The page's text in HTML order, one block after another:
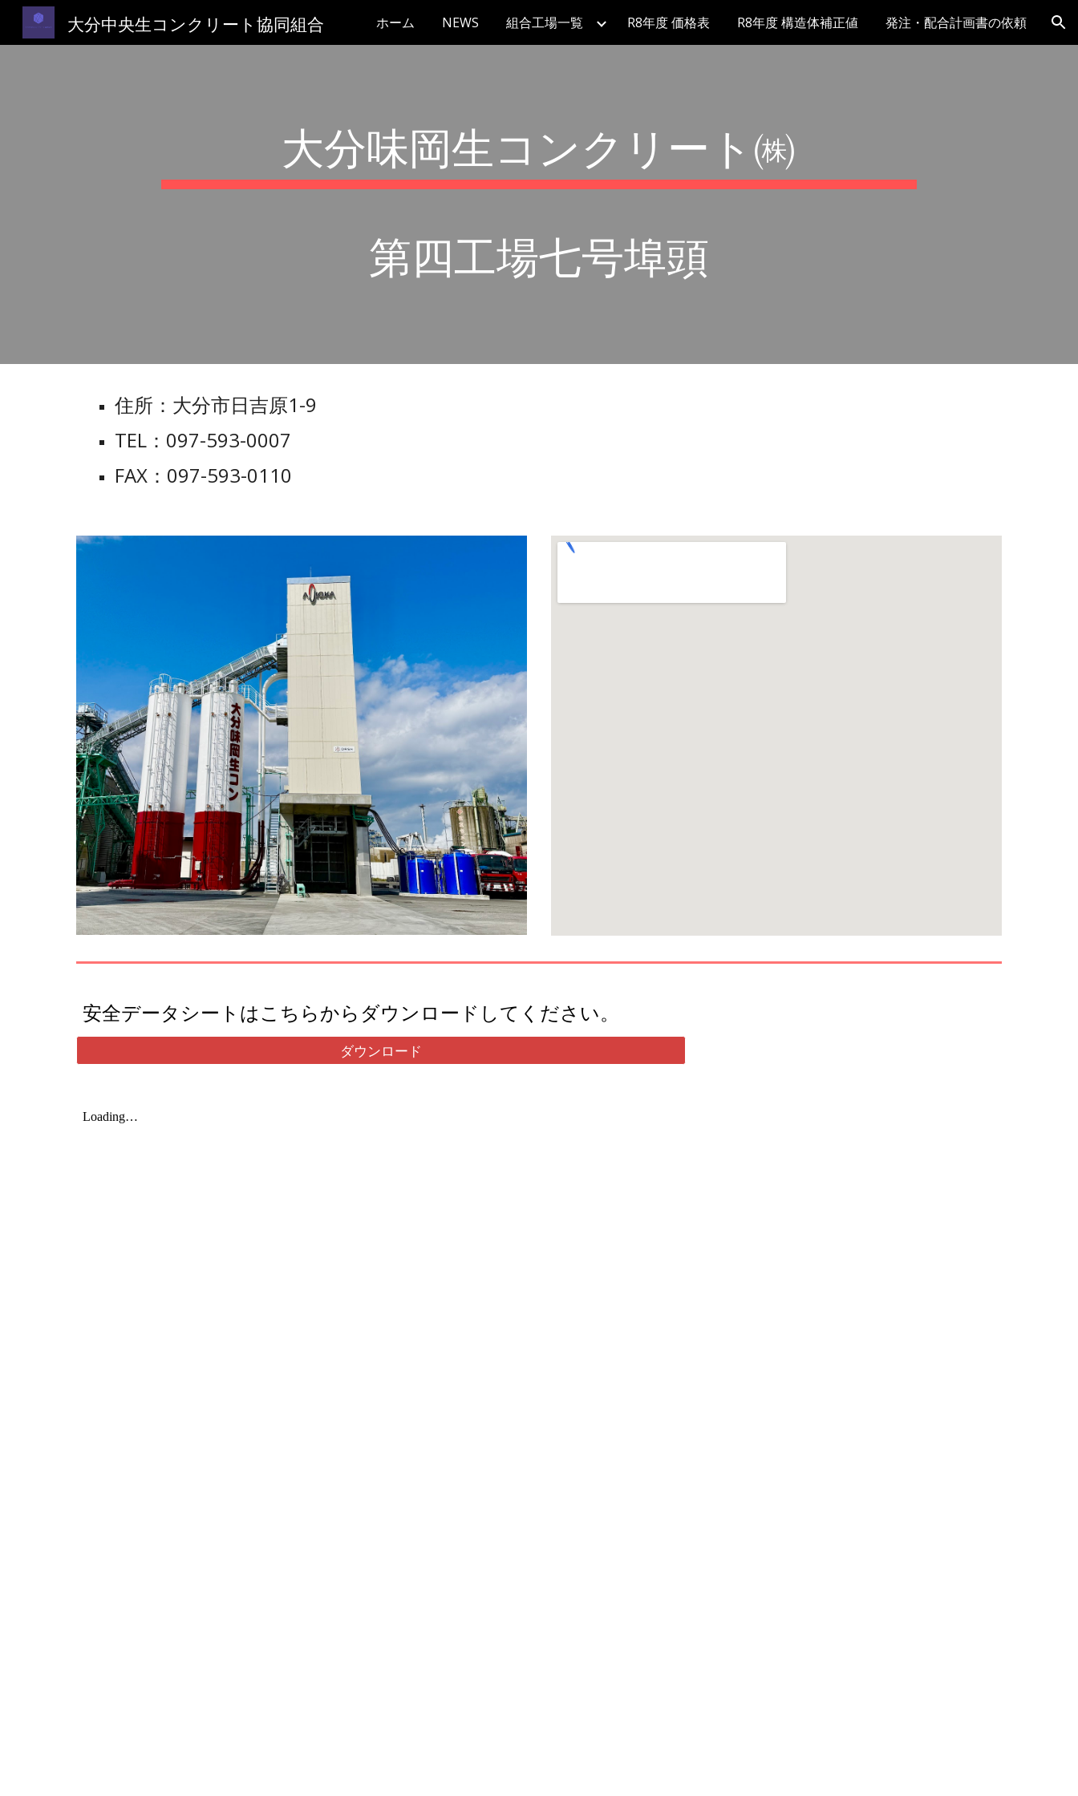
Skip to main content Skip to navigation
大分中央生コンクリート協同組合 ホーム NEWS 組合工場一覧 R8年度 価格表 R8年度 構造体補正値 発注・配合計画書の依頼
大分味岡生コンクリート㈱
第四工場七号埠頭
住所：大分市日吉原1-9
TEL：097-593-0007
FAX：097-593-0110
安全データシートはこちらからダウンロードしてください。
ダウンロード